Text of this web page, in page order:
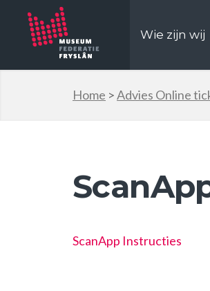
Wie zijn wij
Home >Advies Online
ScanApp Instructies